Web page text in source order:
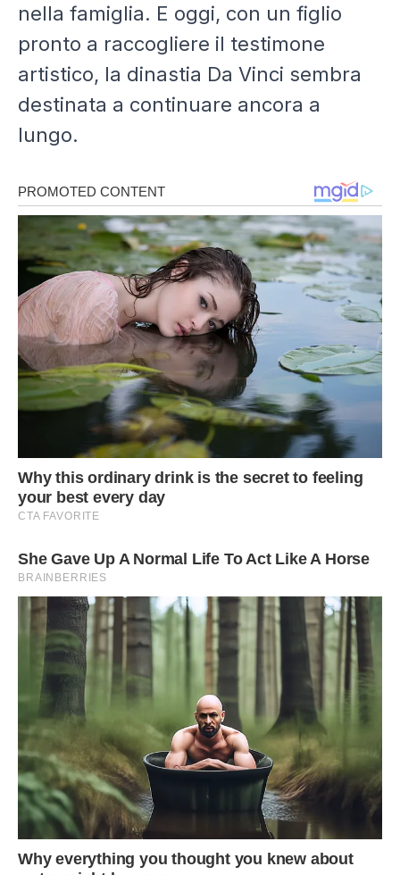
nella famiglia. E oggi, con un figlio
pronto a raccogliere il testimone
artistico, la dinastia Da Vinci sembra
destinata a continuare ancora a
lungo.